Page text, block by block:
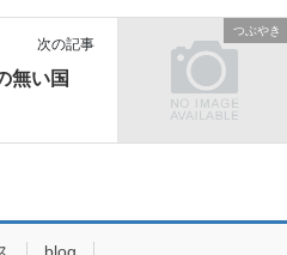
つぶやき
次の記事
無い国